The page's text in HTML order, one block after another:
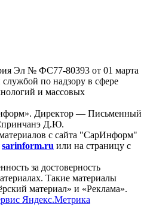
Эл № ФС77-80393 от 01 марта
по надзору в сфере
и массовых
Директор — Письменный
Д.Ю.
с сайта "СарИнформ"
sarinform.ru или на страницу с
за достоверность
Такие материалы
материал» и «Реклама».
Яндекс.Метрика